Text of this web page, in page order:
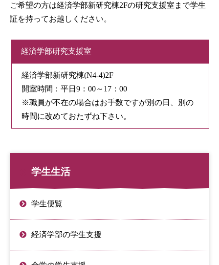
ご希望の方は経済学部新研究棟2Fの研究支援室まで学生
証を持ってお越しください。
経済学部研究支援室
経済学部新研究棟(N4-4)2F
開室時間：平日9：00～17：00
※職員が不在の場合はお手数ですが別の日、別の
時間に改めておたずね下さい。
学生生活
学生便覧
経済学部の学生支援